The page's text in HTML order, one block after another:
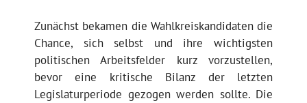
Zunächst bekamen die Wahlkreiskandidaten die
Chance, sich selbst und ihre wichtigsten
politischen Arbeitsfelder kurz vorzustellen,
bevor eine kritische Bilanz der letzten
Legislaturperiode gezogen werden sollte. Die